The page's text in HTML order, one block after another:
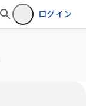
ログイン